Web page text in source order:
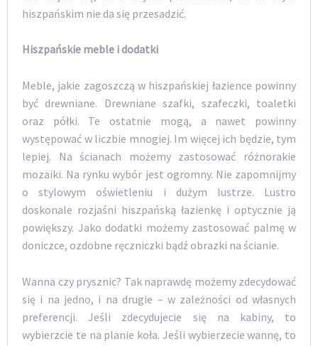
hiszpańskim nie da się przesadzić.
Hiszpańskie meble i dodatki
Meble, jakie zagoszczą w hiszpańskiej łazience powinny
być drewniane. Drewniane szafki, szafeczki, toaletki
oraz półki. Te ostatnie mogą, a nawet powinny
występować w liczbie mnogiej. Im więcej ich będzie, tym
lepiej. Na ścianach możemy zastosować różnorakie
mozaiki. Na rynku wybór jest ogromny. Nie zapomnijmy
o stylowym oświetleniu i dużym lustrze. Lustro
doskonale rozjaśni hiszpańską łazienkę i optycznie ją
powiększy. Jako dodatki możemy zastosować palmę w
doniczce, ozdobne ręczniczki bądź obrazki na ścianie.
Wanna czy prysznic? Tak naprawdę możemy zdecydować
się i na jedno, i na drugie – w zależności od własnych
preferencji. Jeśli zdecydujecie się na kabiny, to
wybierzcie te na planie koła. Jeśli wybierzecie wannę, to